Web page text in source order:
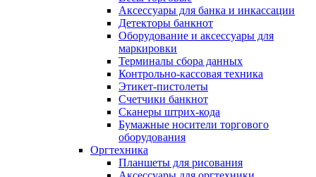
Аксессуары для банка и инкассации
Детекторы банкнот
Оборудование и аксессуары для
маркировки
Терминалы сбора данных
Контрольно-кассовая техника
Этикет-пистолеты
Счетчики банкнот
Сканеры штрих-кода
Бумажные носители торгового
оборудования
Оргтехника
Планшеты для рисования